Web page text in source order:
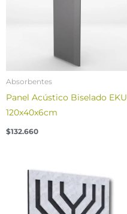
Absorbentes
Panel Acústico Biselado EKU
120x40x6cm
$132.660